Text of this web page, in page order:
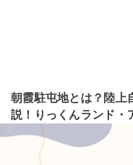
朝霞駐屯地とは？陸上
説！りっくんランド・